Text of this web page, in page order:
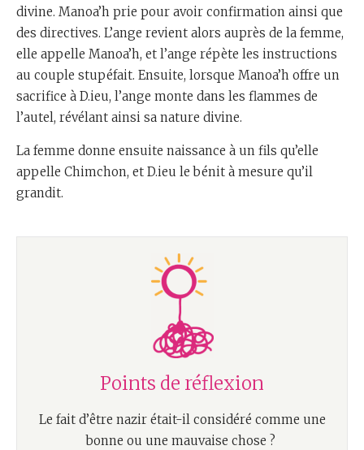
divine. Manoa’h prie pour avoir confirmation ainsi que
des directives. L’ange revient alors auprès de la femme,
elle appelle Manoa’h, et l’ange répète les instructions
au couple stupéfait. Ensuite, lorsque Manoa’h offre un
sacrifice à D.ieu, l’ange monte dans les flammes de
l’autel, révélant ainsi sa nature divine.
La femme donne ensuite naissance à un fils qu’elle
appelle Chimchon, et D.ieu le bénit à mesure qu’il
grandit.
Points de réflexion
Le fait d’être nazir était-il considéré comme une
bonne ou une mauvaise chose ?